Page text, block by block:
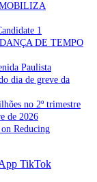
1
DE TEMPO
Paulista
dia de greve da
no 2º trimestre
de 2026
Reducing
TikTok